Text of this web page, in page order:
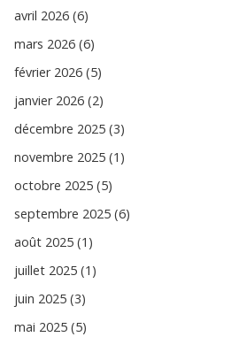
avril 2026 (6)
mars 2026 (6)
février 2026 (5)
janvier 2026 (2)
décembre 2025 (3)
novembre 2025 (1)
octobre 2025 (5)
septembre 2025 (6)
août 2025 (1)
juillet 2025 (1)
juin 2025 (3)
mai 2025 (5)